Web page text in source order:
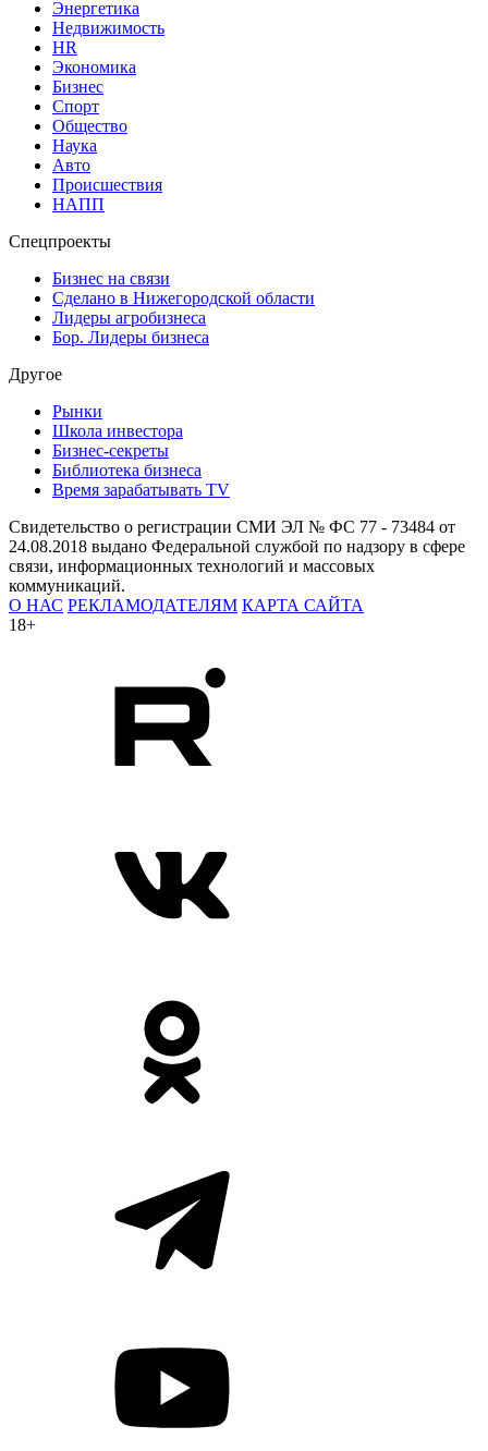
Энергетика
Недвижимость
HR
Экономика
Бизнес
Спорт
Общество
Наука
Авто
Происшествия
НАПП
Спецпроекты
Бизнес на связи
Сделано в Нижегородской области
Лидеры агробизнеса
Бор. Лидеры бизнеса
Другое
Рынки
Школа инвестора
Бизнес-секреты
Библиотека бизнеса
Время зарабатывать TV
Свидетельство о регистрации СМИ ЭЛ № ФС 77 - 73484 от
24.08.2018 выдано Федеральной службой по надзору в сфере
связи, информационных технологий и массовых
коммуникаций.
О НАС РЕКЛАМОДАТЕЛЯМ КАРТА САЙТА
18+